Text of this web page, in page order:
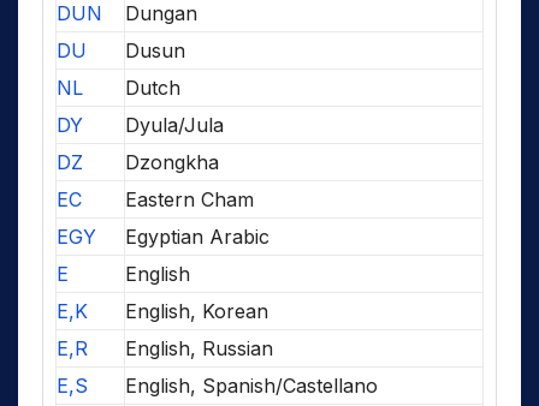
DUN
Dungan
DU
Dusun
NL
Dutch
DY
Dyula/Jula
DZ
Dzongkha
EC
Eastern Cham
EGY
Egyptian Arabic
E
English
E,K
English, Korean
E,R
English, Russian
E,S
English, Spanish/Castellano